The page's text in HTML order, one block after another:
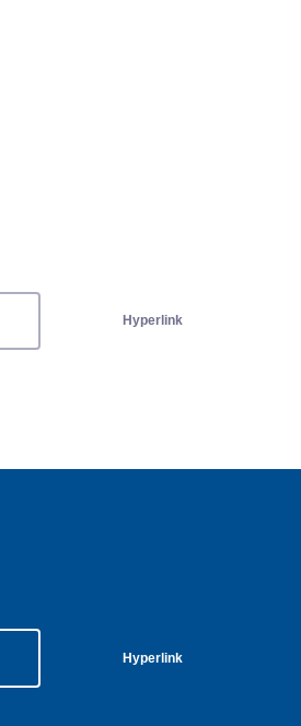
Hyperlink
Hyperlink